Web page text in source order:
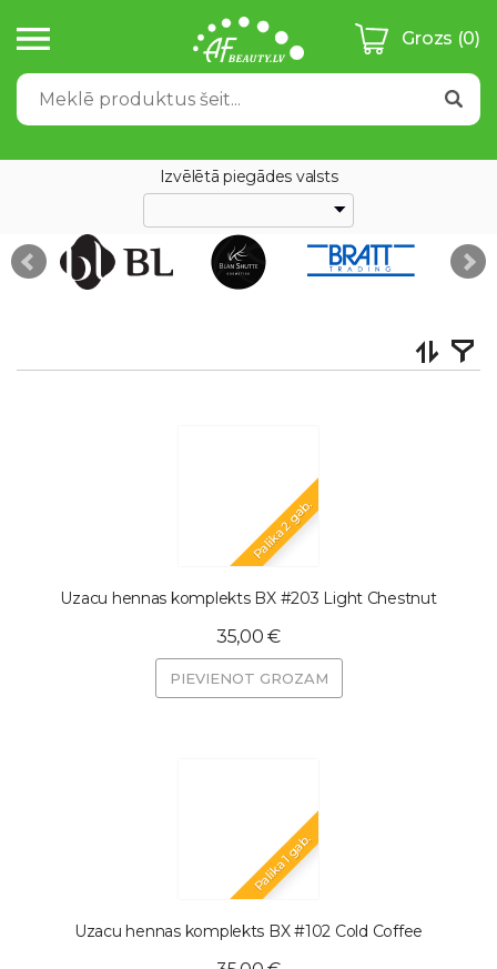
Grozs (0)
Izvēlētā piegādes valsts
Palika 2 gab.
Uzacu hennas komplekts BX #203 Light Chestnut
35,00 €
PIEVIENOT GROZAM
Palika 1 gab.
Uzacu hennas komplekts BX #102 Cold Coffee